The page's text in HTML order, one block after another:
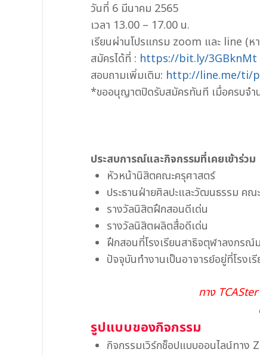
วันที่ 6 มีนาคม 2565
เวลา 13.00 – 17.00 น.
เรียนผ่านโปรแกรม zoom และ line (ห
สมัครได้ที่ : https://bit.ly/3GBknMt
สอบถามเพิ่มเติม: http://line.me/ti/
*ขออนุญาตปิดรับสมัครทันที เมื่อครบจำ
ประสบการณ์และกิจกรรมที่เคยเข้าร่วม
หัวหน้านิสิตคณะครุศาสตร์
ประธานฝ่ายศิลปะและวัฒนธรรม คณ
รางวัลนิสิตฝึกสอนดีเด่น
รางวัลนิสิตผลิตสื่อดีเด่น
ฝึกสอนที่โรงเรียนสาธิจตุฬาลงกรณ์
ปัจจุบันทำงานเป็นอาจารย์อยู่ที่โรง
ทาง
รูปแบบของกิจกรรม
กิจกรรมเวิร์กช็อปแบบออนไลน์ทาง